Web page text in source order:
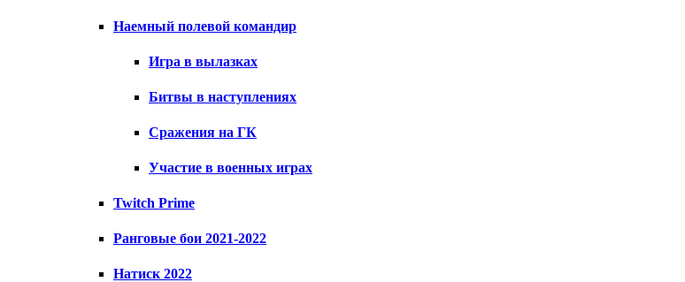
Наемный полевой командир
Игра в вылазках
Битвы в наступлениях
Сражения на ГК
Участие в военных играх
Twitch Prime
Ранговые бои 2021-2022
Натиск 2022